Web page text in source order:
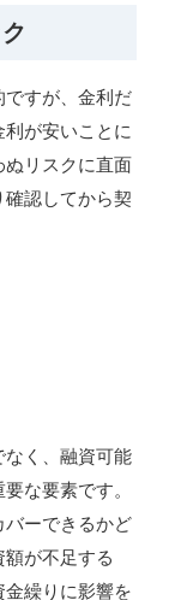
すが、金利だ
が安いことに
リスクに直面
認してから契
く、融資可能
な要素です。
ーできるかど
が不足する
繰りに影響を